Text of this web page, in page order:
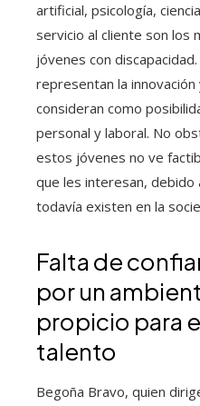
artificial, psicología,
servicio al cliente son los
jóvenes con
representan la
consideran como
personal y laboral. No
estos jóvenes no ve
que les interesan, debido
todavía existen en la
Falta de
por un
propicio para
talento
Begoña Bravo, quien